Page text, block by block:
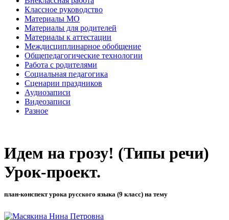
Классное руководство
Материалы МО
Материалы для родителей
Материалы к аттестации
Междисциплинарное обобщение
Общепедагогические технологии
Работа с родителями
Социальная педагогика
Сценарии праздников
Аудиозаписи
Видеозаписи
Разное
Идем на грозу! (Типы речи)
Урок-проект.
план-конспект урока русского языка (9 класс) на тему